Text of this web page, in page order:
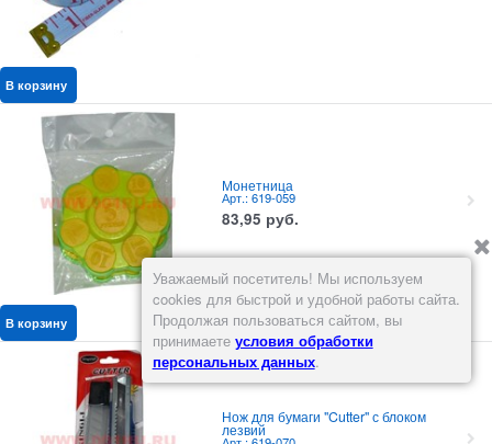
В корзину
Монетница
Арт.: 619-059
83,95 руб.
В корзину
Нож для бумаги "Cutter" с блоком
лезвий
Уважаемый посетитель! Мы используем
cookies для быстрой и удобной работы сайта.
Продолжая пользоваться сайтом, вы
принимаете условия обработки
персональных данных.